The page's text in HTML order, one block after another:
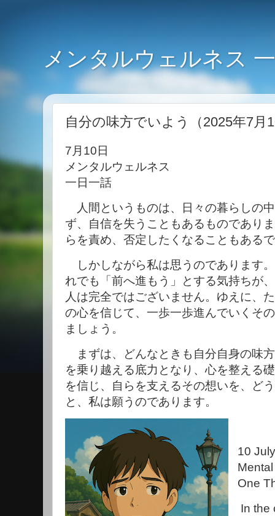
メンタルウェルネス
自分の味方でいよう（2025年7月
7月10日
メンタルウェルネス
一日一話
人間というものは、日々の暮らしの
ず、自信を失うこともあるものであり
らを責め、否定したくなることもある
しかしながら私は思うのであります
れでも「前へ進もう」とする気持ちが
人は完全ではございません。ゆえに、
の心を信じて、一歩一歩進んでいくそ
ましょう。
まずは、どんなときも自分自身の味
を乗り越える底力となり、心を整える
を信じ、自らを支えるその想いを、ど
と、私は願うのであります。
10 July
One
In the